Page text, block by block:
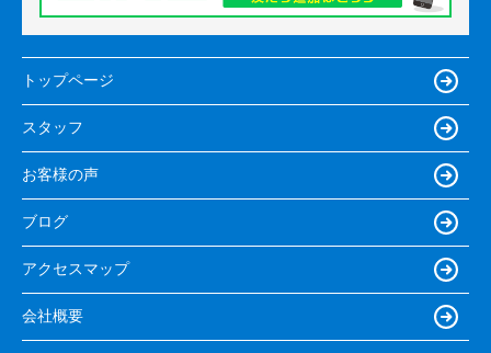
トップページ
スタッフ
お客様の声
ブログ
アクセスマップ
会社概要